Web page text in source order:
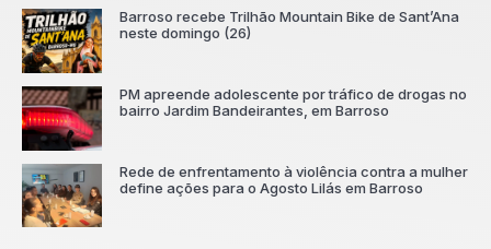
Barroso recebe Trilhão Mountain Bike de Sant’Ana
neste domingo (26)
PM apreende adolescente por tráfico de drogas no
bairro Jardim Bandeirantes, em Barroso
Rede de enfrentamento à violência contra a mulher
define ações para o Agosto Lilás em Barroso